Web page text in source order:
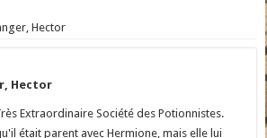
Hector
Hector
Extraordinaire Société des Potionnistes.
était parent avec Hermione, mais elle lui